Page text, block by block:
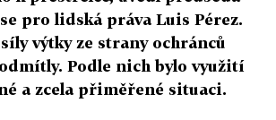
pro lidská práva Luis Pérez.
výtky ze strany ochránců
Podle nich bylo využití
a zcela přiměřené situaci.